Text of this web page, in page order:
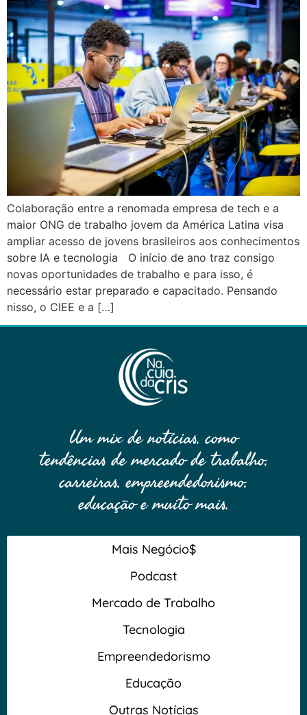
Colaboração entre a renomada empresa de tech e a
maior ONG de trabalho jovem da América Latina visa
ampliar acesso de jovens brasileiros aos conhecimentos
sobre IA e tecnologia O início de ano traz consigo
novas oportunidades de trabalho e para isso, é
necessário estar preparado e capacitado. Pensando
nisso, o CIEE e a […]
Um mix de notícias, como
tendências de mercado de trabalho,
carreiras, empreendedorismo,
educação e muito mais.
Mais Negócio$
Podcast
Mercado de Trabalho
Tecnologia
Empreendedorismo
Educação
Outras Notícias